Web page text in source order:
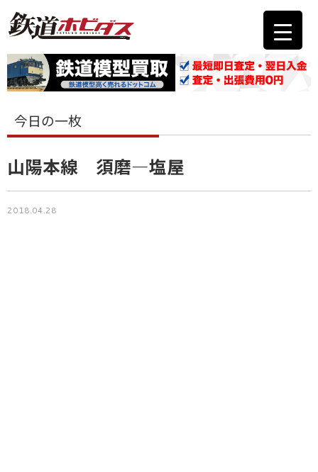
今日の一枚
山陽本線 須磨―塩屋
2018.04.28